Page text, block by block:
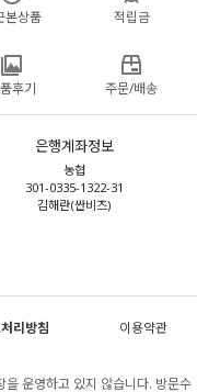
본상품 적립금
후기 주문/배송
은행계좌정보
농협
301-0335-1322-31
김해란(싼비즈)
리방침
이용약관
운영하고 있지 않습니다. 방문수